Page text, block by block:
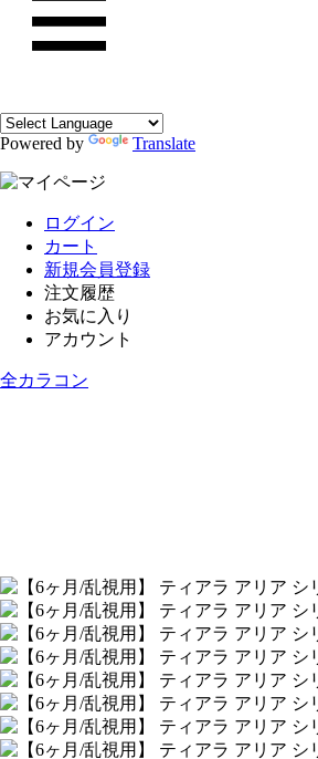
Powered by Translate
ログイン
カート
新規会員登録
注文履歴
お気に入り
アカウント
全カラコン